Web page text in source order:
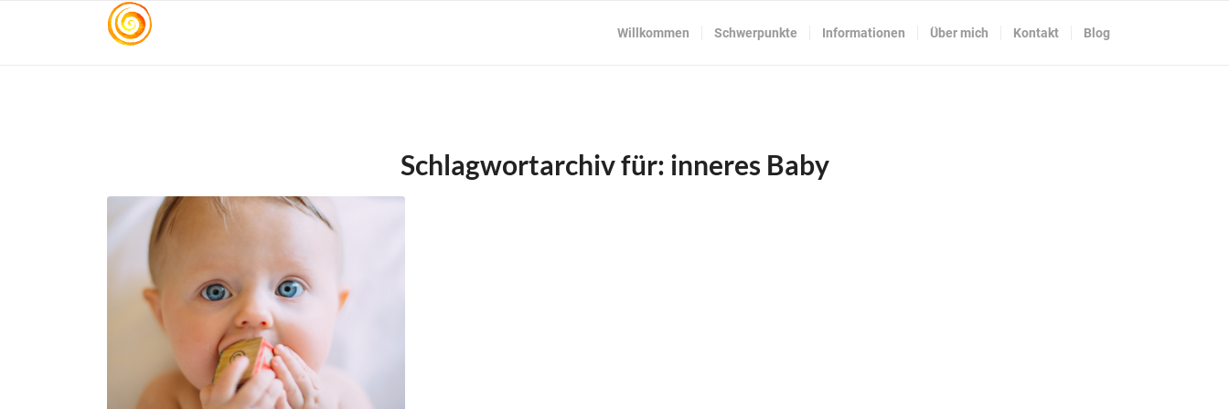
Willkommen Schwerpunkte Informationen Über mich Kontakt Blog
Schlagwortarchiv für: inneres Baby